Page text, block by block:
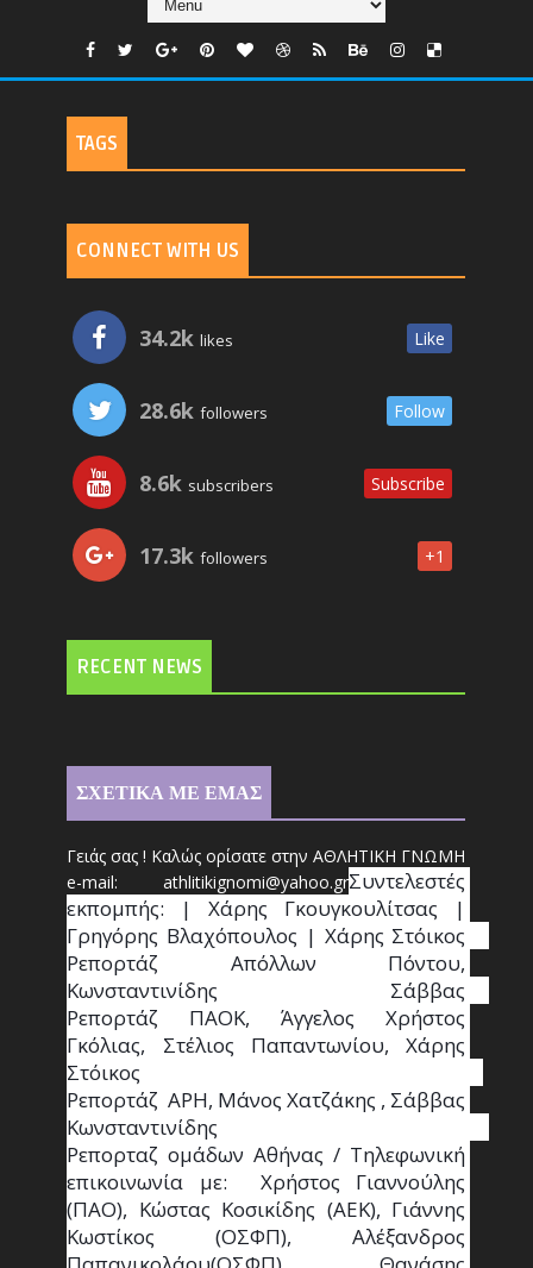
TAGS
CONNECT WITH US
34.2k likes Like
28.6k followers Follow
8.6k subscribers Subscribe
17.3k followers +1
RECENT NEWS
ΣΧΕΤΙΚΑ ΜΕ ΕΜΑΣ
Γειάς σας ! Καλώς ορίσατε στην ΑΘΛΗΤΙΚΗ ΓΝΩΜΗ
e-mail: athlitikignomi@yahoo.grΣυντελεστές
εκπομπής: | Χάρης Γκουγκουλίτσας |
Γρηγόρης Βλαχόπουλος | Χάρης Στόικος
Ρεπορτάζ Απόλλων Πόντου,
Κωνσταντινίδης   Σάββας
Ρεπορτάζ ΠΑΟΚ, Άγγελος Χρήστος
Γκόλιας, Στέλιος Παπαντωνίου, Χάρης
Στόικος
Ρεπορτάζ  ΑΡΗ, Μάνος Χατζάκης , Σάββας
Κωνσταντινίδης
Ρεπορταζ ομάδων Αθήνας / Τηλεφωνική
επικοινωνία με:  Χρήστος Γιαννούλης
(ΠΑΟ), Κώστας Κοσικίδης (ΑΕΚ), Γιάννης
Κωστίκος (ΟΣΦΠ), Αλέξανδρος